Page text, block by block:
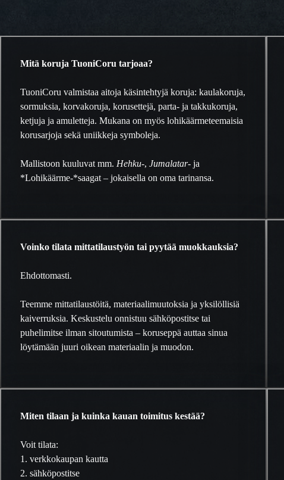
Mitä koruja TuoniCoru tarjoaa?
TuoniCoru valmistaa aitoja käsintehtyjä koruja: kaulakoruja,
sormuksia, korvakoruja, korusettejä, parta- ja takkukoruja,
ketjuja ja amuletteja. Mukana on myös lohikäärmeteemaisia
korusarjoja sekä uniikkeja symboleja.
Mallistoon kuuluvat mm. Hehku-, Jumalatar- ja
*Lohikäärme-*saagat – jokaisella on oma tarinansa.
Voinko tilata mittatilaustyön tai pyytää muokkauksia?
Ehdottomasti.
Teemme mittatilaustöitä, materiaalimuutoksia ja yksilöllisiä
kaiverruksia. Keskustelu onnistuu sähköpostitse tai
puhelimitse ilman sitoutumista – koruseppä auttaa sinua
löytämään juuri oikean materiaalin ja muodon.
Miten tilaan ja kuinka kauan toimitus kestää?
Voit tilata:
1. verkkokaupan kautta
2. sähköpostitse